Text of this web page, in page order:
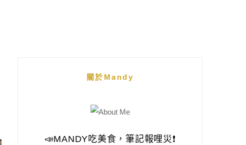
關於Mandy
📣MANDY吃美食，筆記報哩災❗️